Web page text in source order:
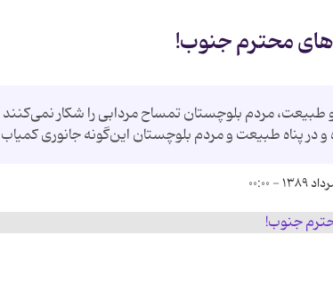
محترم جنوب!
و طبیعت، مردم بلوچستان تمساح ‌مردابی را شکار
پناه طبیعت و مردم بلوچستان این‌گونه جانوری کمیاب